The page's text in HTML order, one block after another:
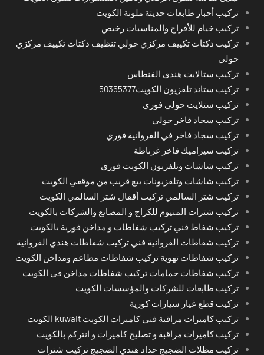
تركيب أحبار طابعات حديثة ملونة الكويت
تركيب خيام للأفراح والمناسبات رخيص
تركيب دكتات تكييف مركزي حولي تنظيف دكتات تكييف مركزي
حولي
تركيب ستالايت هندي الفنطاس
تركيب ستاند تلفزيون الكويت50355377
تركيب ستلايت حولي فوري
تركيب سجاد فاخر حولي
تركيب سجاد فاخر في الفروانية فوري
تركيب سيراميك فاخر غرناطة
تركيب شاشات وتلفزيون الكويت فوري
تركيب شاشات وتلفزيونات بيع قريب من موقعي الكويت
تركيب شتر السالمي تركيب أقفال شتر السالمي الكويت
تركيب شترات المنيوم للكراج و المصانع والشركات بالكويت
تركيب شفاط فني تركيب شفاطات و مداخن فورية بالكويت
تركيب شفاطات الفروانية فني تركيب شفاطات هندي الفروانية
تركيب شفاطات تهوية تركيب شفاطات مطاعم ومداخن الكويت
تركيب شفاطات حمامات تركيب شفاطات مداخن في الكويت
تركيب طابعات للشركات والمؤسسات الكويت
تركيب قطع غيار سيارات كورية
تركيب كاميرات مراقبة فني كاميرات الكويت kuwait الكويت
تركيب كاميرات مراقبة و تصليح كاميرات و انتركم بالكويت
تركيب مظلات الضجيج حداد هندي الضجيج تركيب شترات